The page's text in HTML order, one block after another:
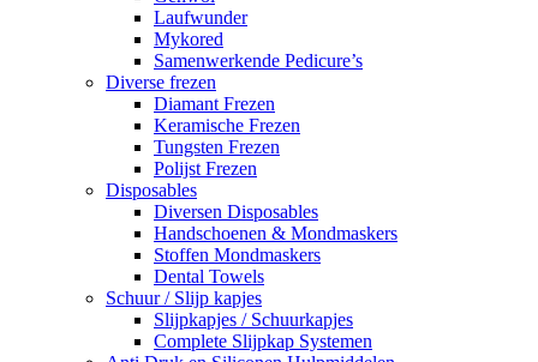
Laufwunder
Mykored
Samenwerkende Pedicure’s
Diverse frezen
Diamant Frezen
Keramische Frezen
Tungsten Frezen
Polijst Frezen
Disposables
Diversen Disposables
Handschoenen & Mondmaskers
Stoffen Mondmaskers
Dental Towels
Schuur / Slijp kapjes
Slijpkapjes / Schuurkapjes
Complete Slijpkap Systemen